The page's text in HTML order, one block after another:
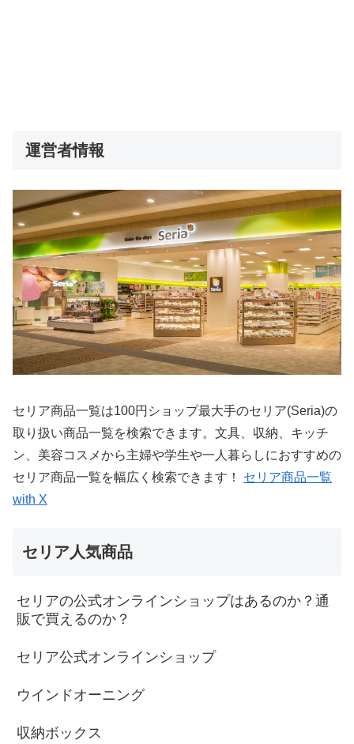
運営者情報
セリア商品一覧は100円ショップ最大手のセリア(Seria)の
取り扱い商品一覧を検索できます。文具、収納、キッチ
ン、美容コスメから主婦や学生や一人暮らしにおすすめの
セリア商品一覧を幅広く検索できます！ セリア商品一覧
with X
セリア人気商品
セリアの公式オンラインショップはあるのか？通
販で買えるのか？
セリア公式オンラインショップ
ウインドオーニング
収納ボックス